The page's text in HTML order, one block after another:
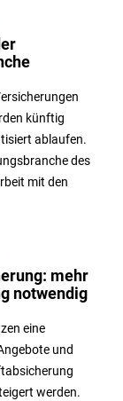
künftig
ablaufen.
des
mit den
mehr
notwendig
eine
und
werden.